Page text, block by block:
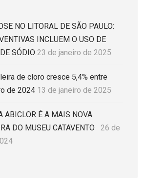
NO LITORAL DE SÃO PAULO:
INCLUEM O USO DE
SÓDIO 23 de janeiro de 2025
de cloro cresce 5,4% entre
de 2024 13 de janeiro de 2025
ABICLOR É A MAIS NOVA
DO MUSEU CATAVENTO
26 de